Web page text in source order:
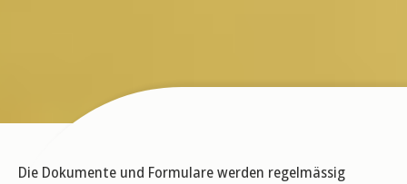
Die Dokumente und Formulare werden regelmässig